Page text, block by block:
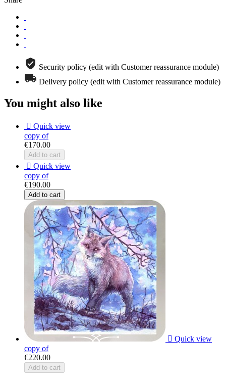
Security policy (edit with Customer reassurance module)
Delivery policy (edit with Customer reassurance module)
You might also like
 Quick view
copy of
€170.00
Add to cart
 Quick view
copy of
€190.00
Add to cart
 Quick view
copy of
€220.00
Add to cart